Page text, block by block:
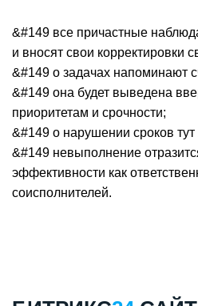
&#149 все причастные
и вносят свои корректировки
&#149 о задачах напоминают
&#149 она будет выведена
приоритетам и срочности;
&#149 о нарушении сроков
&#149 невыполнение
эффективности как
соисполнителей.